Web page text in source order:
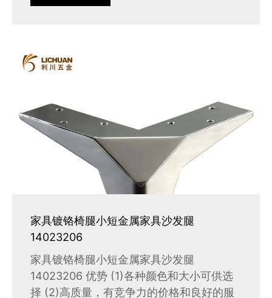
家具镀铬椅腿小短金属家具沙发腿
14023206
家具镀铬椅腿小短金属家具沙发腿
14023206 优势 (1)各种颜色和大小可供选
择 (2)高质量，有竞争力的价格和良好的服